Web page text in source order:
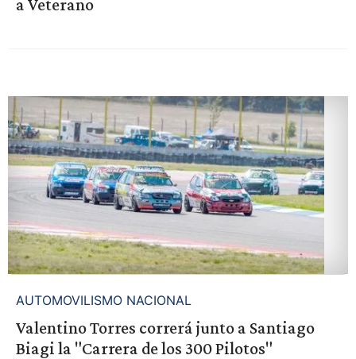
a Veterano
AUTOMOVILISMO NACIONAL
Valentino Torres correrá junto a Santiago
Biagi la "Carrera de los 300 Pilotos"